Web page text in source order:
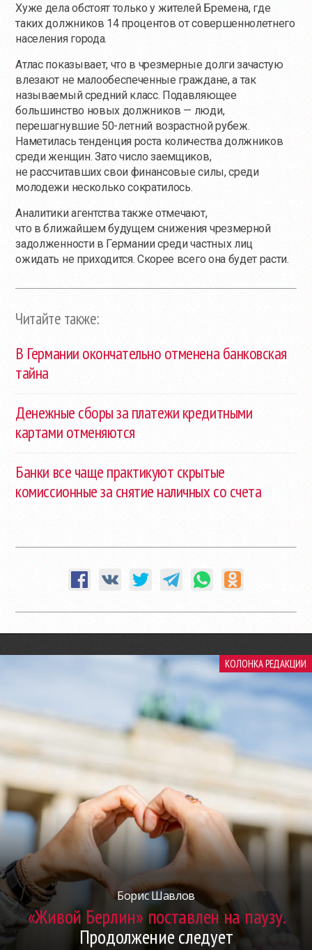
Хуже дела обстоят только у жителей Бремена, где
таких должников 14 процентов от совершеннолетнего
населения города.
Атлас показывает, что в чрезмерные долги зачастую
влезают не малообеспеченные граждане, а так
называемый средний класс. Подавляющее
большинство новых должников — люди,
перешагнувшие 50-летний возрастной рубеж.
Наметилась тенденция роста количества должников
среди женщин. Зато число заемщиков,
не рассчитавших свои финансовые силы, среди
молодежи несколько сократилось.
Аналитики агентства также отмечают,
что в ближайшем будущем снижения чрезмерной
задолженности в Германии среди частных лиц
ожидать не приходится. Скорее всего она будет расти.
Читайте также:
В Германии окончательно отменена банковская
тайна
Денежные сборы за платежи кредитными
картами отменяются
Банки все чаще практикуют скрытые
комиссионные за снятие наличных со счета
КОЛОНКА РЕДАКЦИИ
Борис Шавлов
«Живой Берлин» поставлен на паузу.
Продолжение следует